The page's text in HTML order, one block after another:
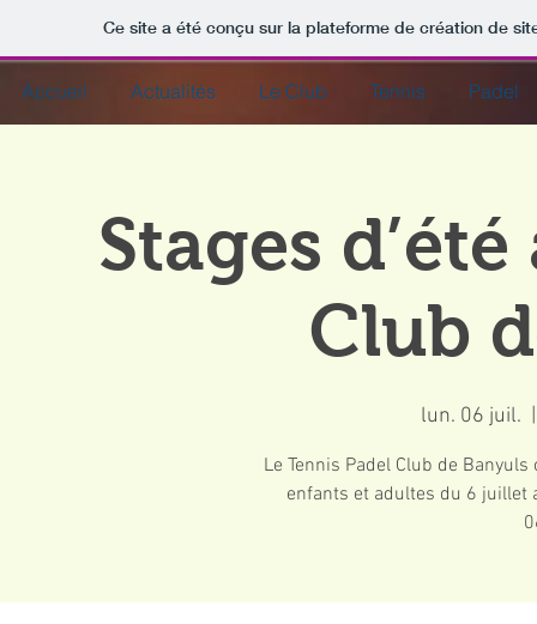
Ce site a été conçu sur la plateforme de création de
Accueil Actualités Le Club Tennis Padel
Stages
Club
lun. 06 juil.
Le Tennis Padel Club de
enfants et adultes du 6 juillet